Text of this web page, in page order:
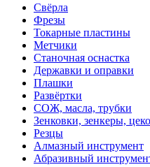
Свёрла
Фрезы
Токарные пластины
Метчики
Станочная оснастка
Державки и оправки
Плашки
Развёртки
СОЖ, масла, трубки
Зенковки, зенкеры,
Резцы
Алмазный инструмент
Абразивный